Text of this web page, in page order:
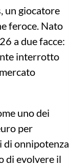
un giocatore
feroce. Nato
a due facce:
interrotto
uno dei
per
di onnipotenza
di evolvere il